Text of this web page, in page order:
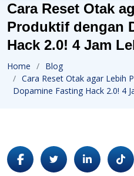
Cara Reset Otak
Produktif dengan
Hack 2.0! 4 Jam
Home
Blog
Cara Reset Otak agar Lebih
Dopamine Fasting Hack 2.0! 4